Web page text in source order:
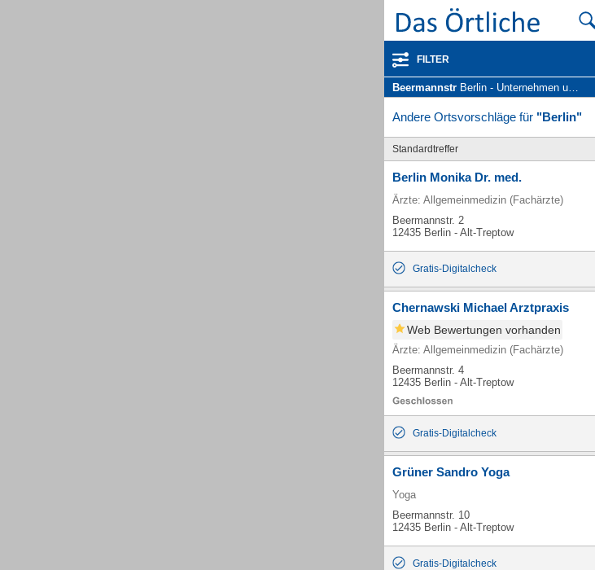
FILTER
Beermannstr Berlin - Unternehmen und Personen
Andere Ortsvorschläge für "Berlin"
Standardtreffer
Berlin Monika Dr. med.
Ärzte: Allgemeinmedizin (Fachärzte)
Beermannstr. 2
12435 Berlin - Alt-Treptow
Gratis-Digitalcheck
Chernawski Michael Arztpraxis
Web Bewertungen vorhanden
Ärzte: Allgemeinmedizin (Fachärzte)
Beermannstr. 4
12435 Berlin - Alt-Treptow
Gratis-Digitalcheck
Grüner Sandro Yoga
Yoga
Beermannstr. 10
12435 Berlin - Alt-Treptow
Gratis-Digitalcheck